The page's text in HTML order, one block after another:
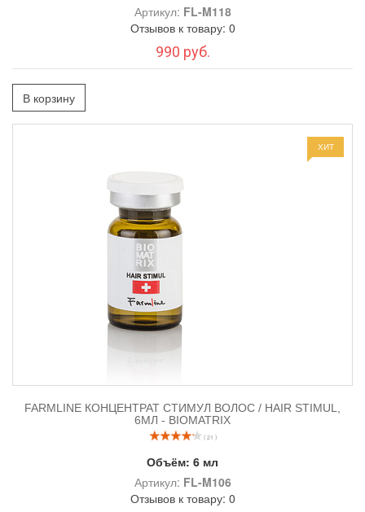
Артикул: FL-M118
Отзывов к товару: 0
990 руб.
В корзину
ХИТ
FARMLINE КОНЦЕНТРАТ СТИМУЛ ВОЛОС / HAIR STIMUL,
6МЛ - BIOMATRIX
( 21 )
Объём: 6 мл
Артикул: FL-M106
Отзывов к товару: 0